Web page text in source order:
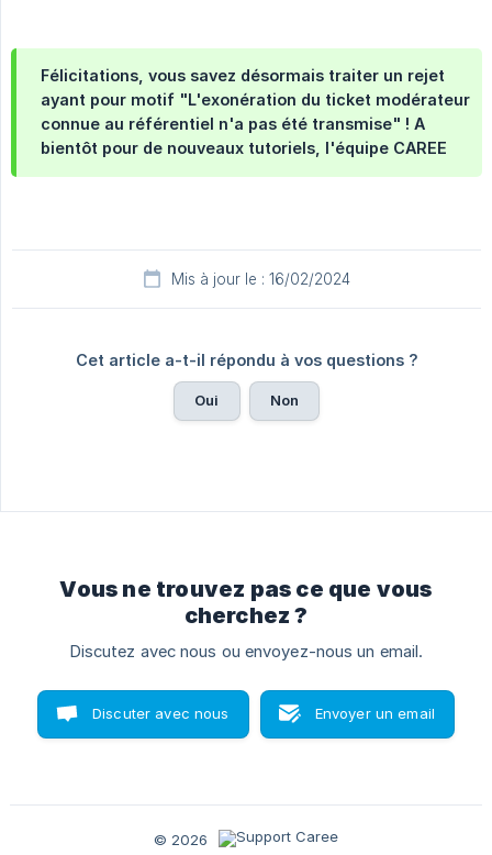
Félicitations, vous savez désormais traiter un rejet
ayant pour motif "L'exonération du ticket modérateur
connue au référentiel n'a pas été transmise" ! A
bientôt pour de nouveaux tutoriels, l'équipe CAREE
Mis à jour le : 16/02/2024
Cet article a-t-il répondu à vos questions ?
Oui Non
Vous ne trouvez pas ce que vous
cherchez ?
Discutez avec nous ou envoyez-nous un email.
Discuter avec nous Envoyer un email
© 2026